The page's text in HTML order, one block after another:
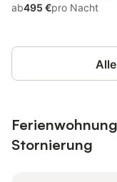
ab495 €pro Nacht
Stornierung